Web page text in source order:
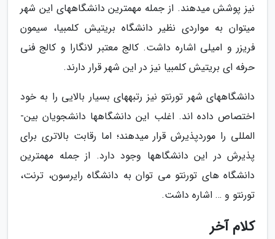
نیز پوشش می­دهند. از جمله مهم­ترین دانشگاه­های این شهر
می­توان به مواردی نظیر دانشگاه بریتیش کلمبیا، سیمون
فریزر و امیلی اشاره داشت. کالج­ معتبر لانگارا و کالج فنی
حرفه ای بریتیش کلمبیا نیز در این شهر قرار دارند.
دانشگاه­های شهر تورنتو نیز رتبه­های بسیار بالایی را به خود
اختصاص داده ­اند. اغلب این دانشگاه­ها دانشجویان بین­
المللی را موردپذیرش قرار می­دهند؛ اما رقابت بالاتری برای
پذیرش در این دانشگاه­ها وجود دارد. از جمله مهم­ترین
دانشگاه های تورنتو می­ توان به دانشگاه رایرسون، ترنت،
تورنتو و … اشاره داشت.
کلام آخر